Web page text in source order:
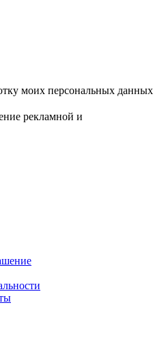
моих персональных данных
рекламной и